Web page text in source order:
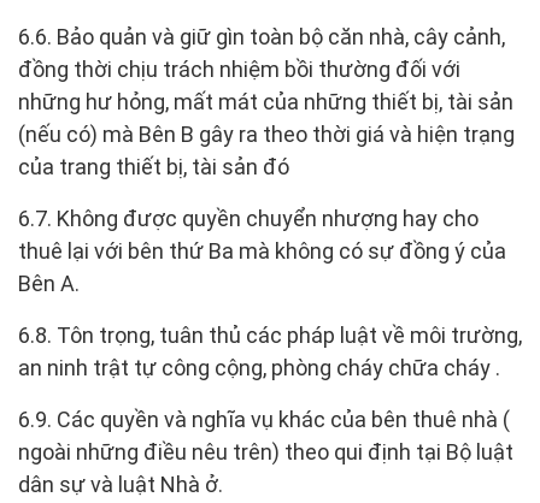
6.6. Bảo quản và giữ gìn toàn bộ căn nhà, cây cảnh,
đồng thời chịu trách nhiệm bồi thường đối với
những hư hỏng, mất mát của những thiết bị, tài sản
(nếu có) mà Bên B gây ra theo thời giá và hiện trạng
của trang thiết bị, tài sản đó
6.7. Không được quyền chuyển nhượng hay cho
thuê lại với bên thứ Ba mà không có sự đồng ý của
Bên A.
6.8. Tôn trọng, tuân thủ các pháp luật về môi trường,
an ninh trật tự công cộng, phòng cháy chữa cháy .
6.9. Các quyền và nghĩa vụ khác của bên thuê nhà (
ngoài những điều nêu trên) theo qui định tại Bộ luật
dân sự và luật Nhà ở.